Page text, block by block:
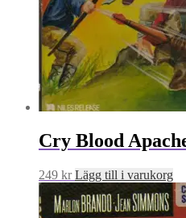
Cry Blood
249 kr Lägg till i varukorg